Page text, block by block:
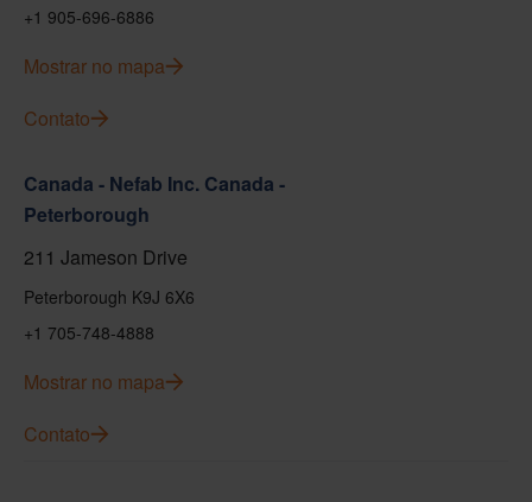
+1 905-696-6886
Mostrar no mapa
Contato
Canada - Nefab Inc. Canada -
Peterborough
211 Jameson Drive
Peterborough K9J 6X6
+1 705-748-4888
Mostrar no mapa
Contato